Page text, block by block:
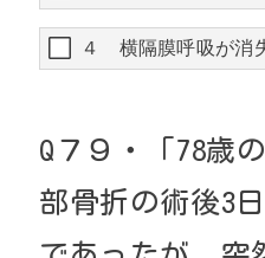
４ 横隔膜呼吸が消
Q ７９・ 「 78歳
部骨折の術後3